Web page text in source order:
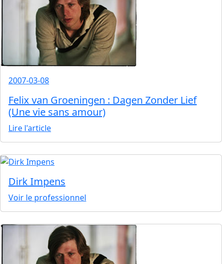
2007-03-08
Felix van Groeningen : Dagen Zonder Lief
(Une vie sans amour)
Lire l'article
Dirk Impens
Voir le professionnel